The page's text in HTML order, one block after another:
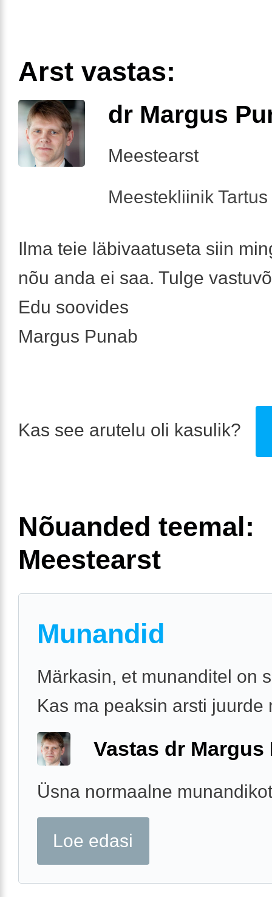
Arst vastas:
dr Margus
Meestearst
Meestekliinik
Ilma teie läbivaatuseta siin
nõu anda ei saa. Tulge
Edu soovides
Margus Punab
Kas see arutelu oli kasulik?
Nõuanded teemal:
Meestearst
Munandid
Märkasin, et munanditel on
Kas ma peaksin arsti juurde
Vastas dr Margus
Üsna normaalne
Loe edasi